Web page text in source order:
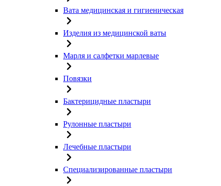
Вата медицинская и гигиеническая
Изделия из медицинской ваты
Марля и салфетки марлевые
Повязки
Бактерицидные пластыри
Рулонные пластыри
Лечебные пластыри
Специализированные пластыри